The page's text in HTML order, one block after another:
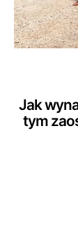
Jak
tym